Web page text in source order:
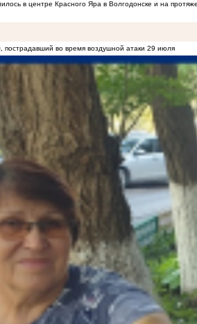
в центре Красного Яра в Волгодонске и на
пострадавший во время воздушной атаки 29 июля